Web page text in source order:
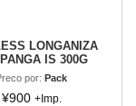
LONGANIZA
IS 300G
por:Pack
¥900 +Imp.